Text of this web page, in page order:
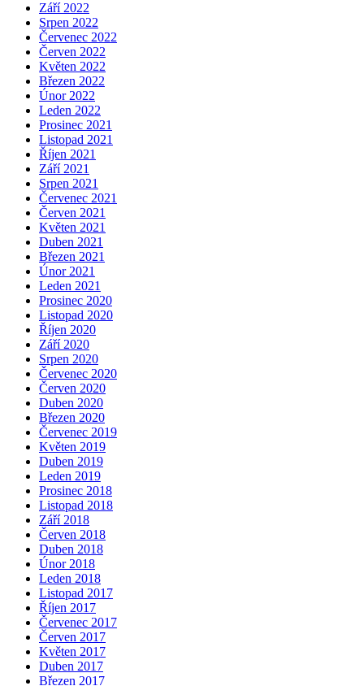
Září 2022
Srpen 2022
Červenec 2022
Červen 2022
Květen 2022
Březen 2022
Únor 2022
Leden 2022
Prosinec 2021
Listopad 2021
Říjen 2021
Září 2021
Srpen 2021
Červenec 2021
Červen 2021
Květen 2021
Duben 2021
Březen 2021
Únor 2021
Leden 2021
Prosinec 2020
Listopad 2020
Říjen 2020
Září 2020
Srpen 2020
Červenec 2020
Červen 2020
Duben 2020
Březen 2020
Červenec 2019
Květen 2019
Duben 2019
Leden 2019
Prosinec 2018
Listopad 2018
Září 2018
Červen 2018
Duben 2018
Únor 2018
Leden 2018
Listopad 2017
Říjen 2017
Červenec 2017
Červen 2017
Květen 2017
Duben 2017
Březen 2017